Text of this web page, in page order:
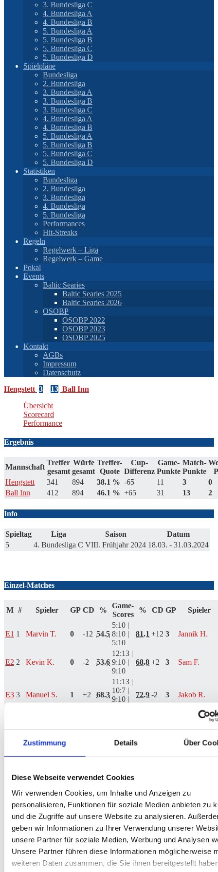
Zustimmung Details Über
Diese Webseite verwendet Cookies
Wir verwenden Cookies, um Inhalte und Anzeigen zu
personalisieren, Funktionen für soziale Medien anbieten zu
und die Zugriffe auf unsere Website zu analysieren.
geben wir Informationen zu Ihrer Verwendung unserer
unsere Partner für soziale Medien, Werbung und Analysen
Unsere Partner führen diese Informationen möglicherweise
weiteren Daten zusammen, die Sie ihnen bereitgestellt
3. Bundesliga C
4. Bundesliga A
4. Bundesliga B
5. Bundesliga A
5. Bundesliga B
5. Bundesliga C
5. Bundesliga D
Spielpläne
Bundesliga
2. Bundesliga
3. Bundesliga A
3. Bundesliga B
3. Bundesliga C
4. Bundesliga A
4. Bundesliga B
5. Bundesliga A
5. Bundesliga B
5. Bundesliga C
5. Bundesliga D
Statistiken
Bundesliga
2. Bundesliga
3. Bundesliga
4. Bundesliga
5. Bundesliga
Performances
Hit-Streaks
Regeln
Regelwerk – Liga
Regelwerk – Game
Pokal
Events
Baltic Searies
Baltic Searies 2025
Baltic Searies 2026
OSOBP
OSOBP 2022
OSOBP 2023
OSOBP 2025
Kontakt
AGBs
Impressum
Datenschutz
Hengstett 3 13 Ball Inn
Übersicht
Scorecard
Performance
Ergebnis
Mannschaft
Treffer
gesamt
Würfe
gesamt
Treffer-
Quote
Cup-
Differenz
Game-
Punkte
Match-
Punkte
Hengstett
341 894 38.1 % -65 11 3
0
Ball Inn
412 894 46.1 % +65 31 13 2
Info
Spieltag Liga Saison
Datum
5
4. Bundesliga C VIII. Frühjahr 2024 18.03. - 31.03.2024
Einzel-Matches
M # Spieler GP CD %
Game-
Scores
% CD GP Spieler
E1 1 Marvin T. 0 -12 54.5
5:10 |
8:10 |
5:10
81.1 +12 3 Jannik H.
E2 2 Kevin K. 0 -2 53.6
12:13 |
9:10 |
9:10
68.8 +2 3 Sam F.
E3 3 Manuel S. 1 +2 68.3
11:13 |
10:7 |
9:10 |
72.9 -2 3 Jakob R.
E5 8 Marvin S. 3 +7 35.3
10:8 |
10:9 |
27.1 -7 0 Luca D.
8:10 |
6:10 |
9:10
E7 12 Melanie H. ♀ 2 -10 36.2
10:9 |
6:10 |
8:10 |
10:9 |
4:10
44.0 +10 3 Jo K.
E8 13 Faye W. ♀ 0 -9 30.0 9:10 |
44.1 +9 3 Mia R. ♀